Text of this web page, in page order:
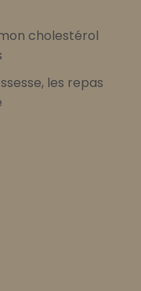
cholestérol
les repas